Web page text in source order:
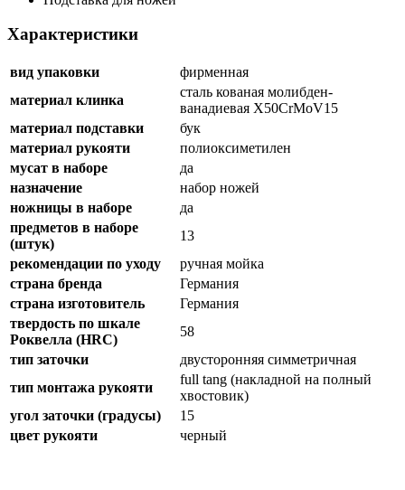
Характеристики
вид упаковки
фирменная
материал клинка
сталь кованая молибден-
ванадиевая X50CrMoV15
материал подставки
бук
материал рукояти
полиоксиметилен
мусат в наборе
да
назначение
набор ножей
ножницы в наборе
да
предметов в наборе
(штук)
13
рекомендации по уходу
ручная мойка
страна бренда
Германия
страна изготовитель
Германия
твердость по шкале
Роквелла (HRC)
58
тип заточки
двусторонняя симметричная
тип монтажа рукояти
full tang (накладной на полный
хвостовик)
угол заточки (градусы)
15
цвет рукояти
черный